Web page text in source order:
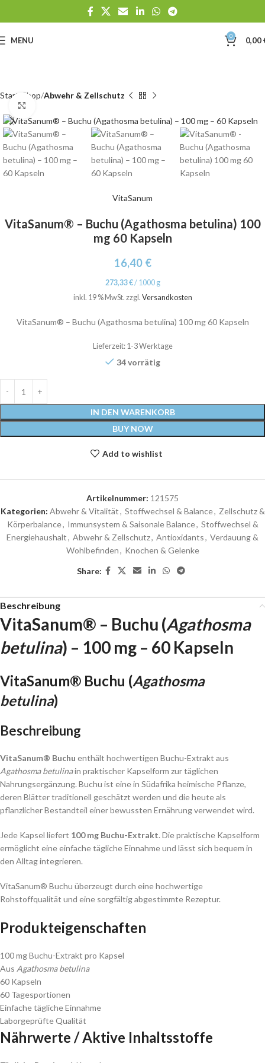
MENU 0 0,00
Start Shop Abwehr & Zellschutz
VitaSanum
VitaSanum® – Buchu (Agathosma betulina) 100
mg 60 Kapseln
16,40 €
273,33€/ 1000 g
inkl. 19 % MwSt. zzgl. Versandkosten
VitaSanum® – Buchu (Agathosma betulina) 100 mg 60 Kapseln
Lieferzeit: 1-3 Werktage
34 vorrätig
IN DEN WARENKORB
BUY NOW
Add to wishlist
Artikelnummer: 121575
Kategorien: Abwehr & Vitalität, Stoffwechsel & Balance, Zellschutz &
Körperbalance, Immunsystem & Saisonale Balance, Stoffwechsel &
Energiehaushalt, Abwehr & Zellschutz, Antioxidants, Verdauung &
Wohlbefinden, Knochen & Gelenke
Share:
Beschreibung
VitaSanum® – Buchu (Agathosma
betulina) – 100 mg – 60 Kapseln
VitaSanum® Buchu (Agathosma
betulina)
Beschreibung
VitaSanum® Buchu enthält hochwertigen Buchu-Extrakt aus
Agathosma betulinain praktischer Kapselform zur täglichen
Nahrungsergänzung. Buchu ist eine in Südafrika heimische Pflanze,
deren Blätter traditionell geschätzt werden und die heute als
pflanzlicher Bestandteil einer bewussten Ernährung verwendet wird.
Jede Kapsel liefert 100 mg Buchu-Extrakt. Die praktische Kapselform
ermöglicht eine einfache tägliche Einnahme und lässt sich bequem in
den Alltag integrieren.
VitaSanum® Buchu überzeugt durch eine hochwertige
Rohstoffqualität und eine sorgfältig abgestimmte Rezeptur.
Produkteigenschaften
100 mg Buchu-Extrakt pro Kapsel
Aus Agathosma betulina
60 Kapseln
60 Tagesportionen
Einfache tägliche Einnahme
Laborgeprüfte Qualität
Nährwerte / Aktive Inhaltsstoffe